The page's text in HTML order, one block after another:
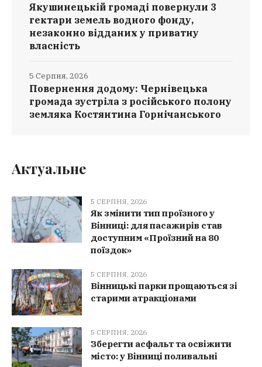
Якушинецькій громаді повернули 3
гектари земель водного фонду,
незаконно відданих у приватну
власність
Повернення додому: Чернівецька
громада зустріла з російського полону
земляка Костянтина Горнічанського
5 Серпня, 2026
Актуальне
5 СЕРПНЯ, 2026
Як змінити тип проїзного у
Вінниці: для пасажирів став
доступним «Проїзний на 80
поїздок»
5 СЕРПНЯ, 2026
Вінницькі парки прощаються зі
старими атракціонами
5 СЕРПНЯ, 2026
Зберегти асфальт та освіжити
місто: у Вінниці поливальні